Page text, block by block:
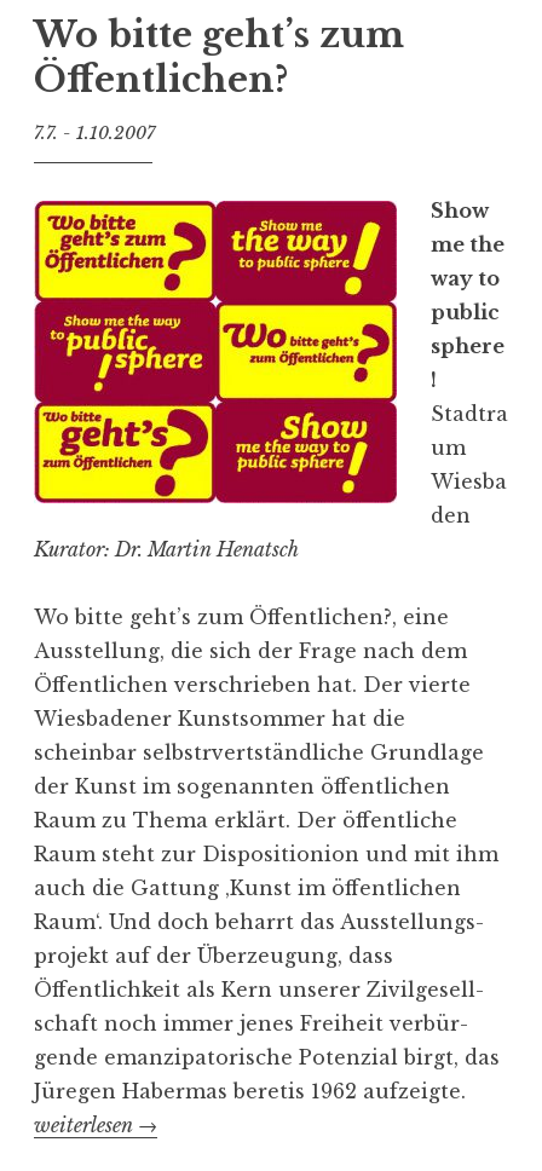
n
P
a
l
i
a
m
e
n
“
Wo bitte geht’s zum
Öffentlichen?
7.7. - 1.10.2007
Show
me the
way to
public
sphere
!
Stadtra
um
Wiesba
den
Kurator: Dr. Martin Henatsch
Wo bitte geht’s zum Öffent­lichen?, eine
Ausstellung, die sich der Frage nach dem
Öffent­lichen verschrieben hat. Der vierte
Wiesba­dener Kunst­sommer hat die
scheinbar selbstrvertständ­liche Grundlage
der Kunst im sogenannten öffent­lichen
Raum zu Thema erklärt. Der öffent­liche
Raum steht zur Dispo­si­tionion und mit ihm
auch die Gattung ‚Kunst im öffent­lichen
Raum‘. Und doch beharrt das Ausstel­lungs­
projekt auf der Überzeugung, dass
Öffentlichkeit als Kern unserer Zivil­ge­sell­
schaft noch immer jenes Freiheit verbür­
gende emanzi­pa­to­rische Potenzial birgt, das
Jüregen Habermas beretis 1962 aufzeigte.
weiterlesen →